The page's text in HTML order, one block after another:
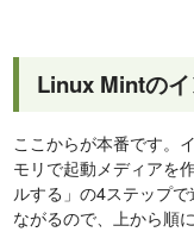
Linux Mintの
ここからが本番です。
モリで起動メディアを
ルする」の4ステップ
ながるので、上から順